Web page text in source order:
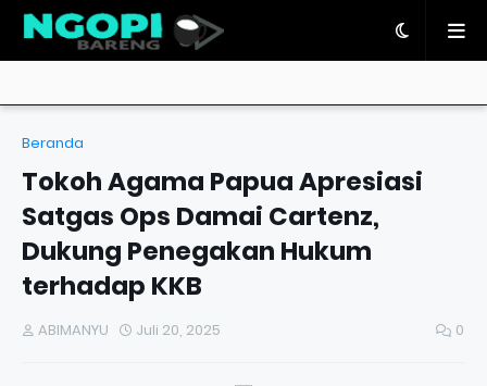
Beranda
Tokoh Agama Papua Apresiasi
Satgas Ops Damai Cartenz,
Dukung Penegakan Hukum
terhadap KKB
ABIMANYU Juli 20, 2025 0